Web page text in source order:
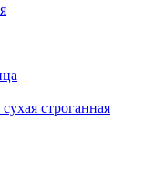
строганная